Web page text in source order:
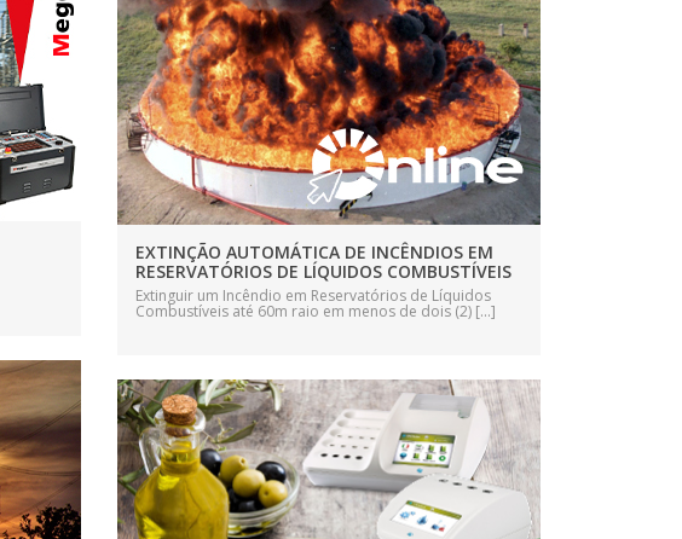
EXTINÇÃO AUTOMÁTICA DE INCÊNDIOS EM
RESERVATÓRIOS DE LÍQUIDOS COMBUSTÍVEIS
Extinguir um Incêndio em Reservatórios de Líquidos
Combustíveis até 60m raio em menos de dois (2) [...]